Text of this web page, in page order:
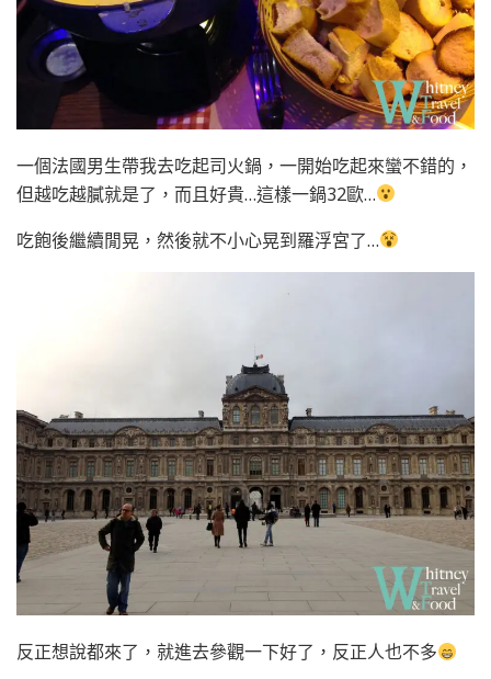
一個法國男生帶我去吃起司火鍋，一開始吃起來蠻不錯的，
但越吃越膩就是了，而且好貴…這樣一鍋32歐…
吃飽後繼續閒晃，然後就不小心晃到羅浮宮了…
反正想說都來了，就進去參觀一下好了，反正人也不多